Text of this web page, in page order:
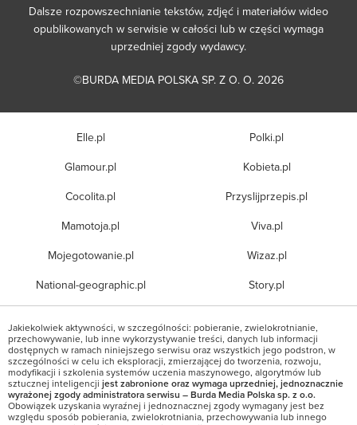
Dalsze rozpowszechnianie tekstów, zdjęć i materiałów wideo
opublikowanych w serwisie w całości lub w części wymaga
uprzedniej zgody wydawcy.
©BURDA MEDIA POLSKA SP. Z O. O. 2026
Elle.pl
Glamour.pl
Cocolita.pl
Mamotoja.pl
Mojegotowanie.pl
National-geographic.pl
Polki.pl
Kobieta.pl
Przyslijprzepis.pl
Viva.pl
Wizaz.pl
Story.pl
Jakiekolwiek aktywności, w szczególności: pobieranie, zwielokrotnianie,
przechowywanie, lub inne wykorzystywanie treści, danych lub informacji
dostępnych w ramach niniejszego serwisu oraz wszystkich jego podstron, w
szczególności w celu ich eksploracji, zmierzającej do tworzenia, rozwoju,
modyfikacji i szkolenia systemów uczenia maszynowego, algorytmów lub
sztucznej inteligencji jest zabronione oraz wymaga uprzedniej, jednoznacznie
wyrażonej zgody administratora serwisu – Burda Media Polska sp. z o.o.
Obowiązek uzyskania wyraźnej i jednoznacznej zgody wymagany jest bez
względu sposób pobierania, zwielokrotniania, przechowywania lub innego